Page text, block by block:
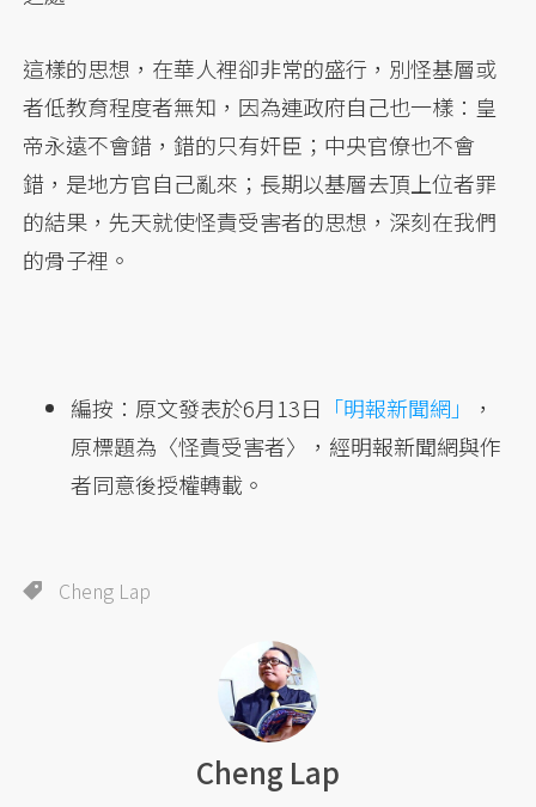
這樣的思想，在華人裡卻非常的盛行，別怪基層或
者低教育程度者無知，因為連政府自己也一樣：皇
帝永遠不會錯，錯的只有奸臣；中央官僚也不會
錯，是地方官自己亂來；長期以基層去頂上位者罪
的結果，先天就使怪責受害者的思想，深刻在我們
的骨子裡。
編按：原文發表於6月13日 「明報新聞網」
，
原標題為〈怪責受害者〉，經明報新聞網與作
者同意後授權轉載。
Cheng Lap
Cheng Lap